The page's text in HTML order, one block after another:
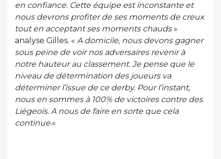
en confiance. Cette équipe est inconstante et
nous devrons profiter de ses moments de creux
tout en acceptant ses moments chauds»
analyse Gilles. « A domicile, nous devons gagner
sous peine de voir nos adversaires revenir à
notre hauteur au classement. Je pense que le
niveau de détermination des joueurs va
déterminer l’issue de ce derby. Pour l’instant,
nous en sommes à 100% de victoires contre des
Liégeois. A nous de faire en sorte que cela
continue.«